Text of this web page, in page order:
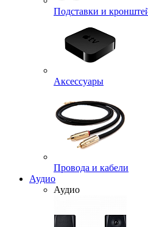
Подставки и
Аксессуары
Провода и кабели
Аудио
Аудио